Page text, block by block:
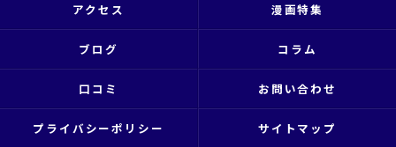
アクセス 漫画特集
ブログ コラム
口コミ お問い合わせ
プライバシーポリシー サイトマップ